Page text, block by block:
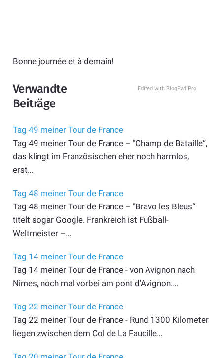
Bonne journée et à demain!
Edited with BlogPad Pro
Verwandte
Beiträge
Tag 49 meiner Tour de France
Tag 49 meiner Tour de France – "Champ de Bataille“,
das klingt im Französischen eher noch harmlos,
erst…
Tag 48 meiner Tour de France
Tag 48 meiner Tour de France – "Bravo les Bleus“
titelt sogar Google. Frankreich ist Fußball-
Weltmeister –…
Tag 14 meiner Tour de France
Tag 14 meiner Tour de France - von Avignon nach
Nimes, noch mal vorbei am pont d'Avignon.…
Tag 22 meiner Tour de France
Tag 22 meiner Tour de France - Rund 1300 Kilometer
liegen zwischen dem Col de La Faucille…